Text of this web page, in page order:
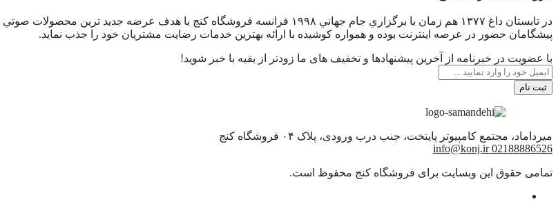
در تابستان داغ ١٣٧٧ هم زمان با برگزاري جام جهاني ١٩٩٨ فرانسه فروشگاه كنج با
پیشگامان حضور در عرصه اینترنت بوده و همواره کوشیده با ارائه بهترین خدمات رضایت مشتریان خود را جذب نماید.
با عضویت در خبرنامه از آخرین پیشنهادها و تخفیف های ما زودتر از بقیه با خبر شوید!
ثبت نام
میرداماد، مجتمع کامپیوتر پایتخت، جنب درب ورودی، پلاک ۰۴ ‎فروشگاه کنج
02188886526
info@konj.ir
تمامی حقوق این وبسایت برای فروشگاه کنج محفوظ است.